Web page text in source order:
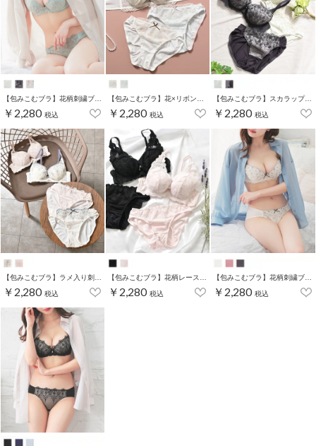
￥2,280 税込 ￥2,280 税込
【包みこむブラ】スカラップ刺繍ブラセット
￥2,280 税込
￥2,280 税込 ￥2,280 税込 ￥2,280 税込